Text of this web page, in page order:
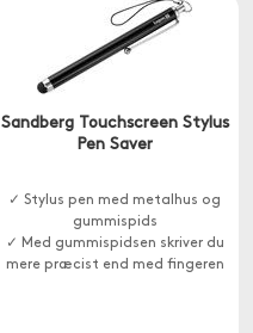
Sandberg Touchscreen Stylus
Pen Saver
✓ Stylus pen med metalhus og
gummispids
✓ Med gummispidsen skriver du
mere præcist end med fingeren